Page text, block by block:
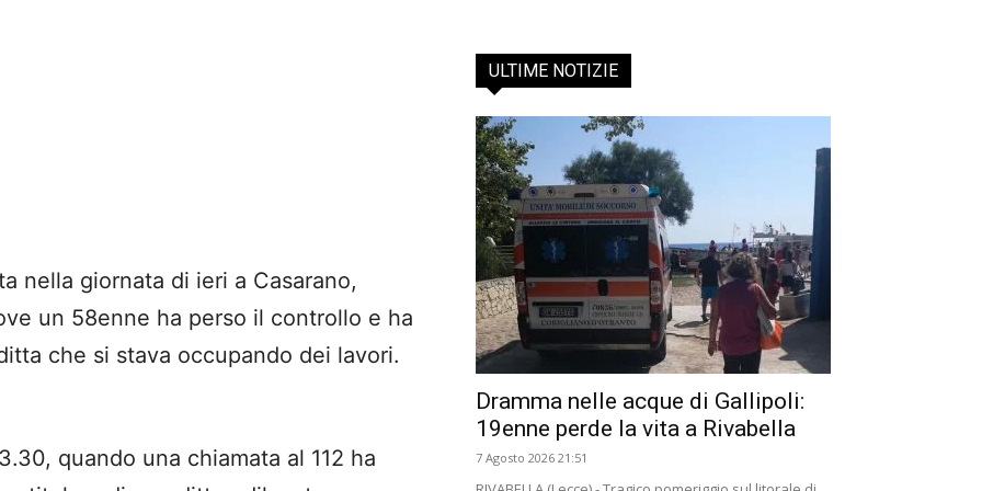
nella giornata di ieri a Casarano,
un 58enne ha perso il controllo e ha
che si stava occupando dei lavori.
quando una chiamata al 112 ha
ULTIME NOTIZIE
Dramma nelle acque di Gallipoli:
19enne perde la vita a Rivabella
7 Agosto 2026 21:51